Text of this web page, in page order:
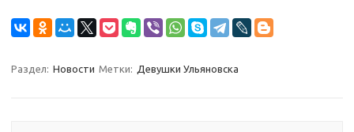
Раздел: Новости Метки: Девушки Ульяновска